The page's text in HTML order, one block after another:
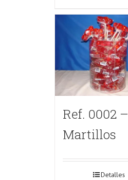
Ref. 0002 –
Martillos
Detalles